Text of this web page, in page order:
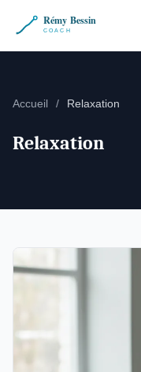
Accueil / Relaxation
Relaxation